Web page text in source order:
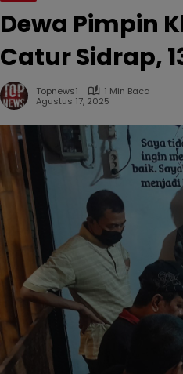
Dewa Pimpin
Catur Sidrap,
Topnews1
1 Min Baca
Agustus 17, 2025